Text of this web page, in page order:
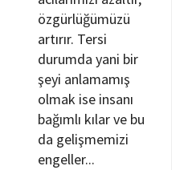
özgürlüğümüzü
artırır. Tersi
durumda yani bir
şeyi anlamamış
olmak ise insanı
bağımlı kılar ve bu
da gelişmemizi
engeller...